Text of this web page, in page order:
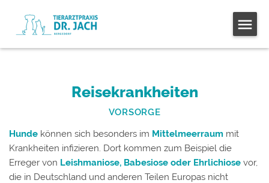
Reisekrankheiten
VORSORGE
Hunde können sich besonders im Mittelmeerraum mit
Krankheiten infizieren. Dort kommen zum Beispiel die
Erreger von Leishmaniose, Babesiose oder Ehrlichiose vor,
die in Deutschland und anderen Teilen Europas nicht